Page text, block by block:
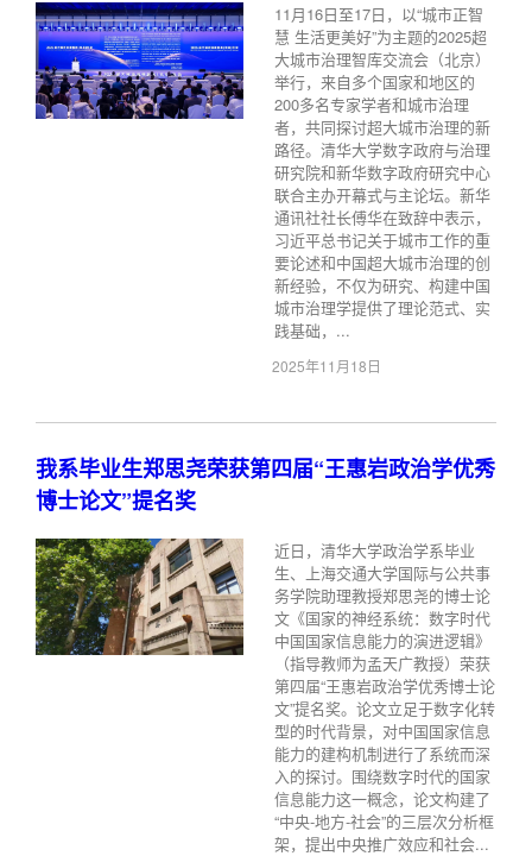
11月16日至17日，以“城市正智
慧 生活更美好”为主题的2025超
大城市治理智库交流会（北京）
举行，来自多个国家和地区的
200多名专家学者和城市治理
者，共同探讨超大城市治理的新
路径。清华大学数字政府与治理
研究院和新华数字政府研究中心
联合主办开幕式与主论坛。新华
通讯社社长傅华在致辞中表示，
习近平总书记关于城市工作的重
要论述和中国超大城市治理的创
新经验，不仅为研究、构建中国
城市治理学提供了理论范式、实
践基础，...
2025年11月18日
我系毕业生郑思尧荣获第四届“王惠岩政治学优秀
博士论文”提名奖
近日，清华大学政治学系毕业
生、上海交通大学国际与公共事
务学院助理教授郑思尧的博士论
文《国家的神经系统：数字时代
中国国家信息能力的演进逻辑》
（指导教师为孟天广教授）荣获
第四届“王惠岩政治学优秀博士论
文”提名奖。论文立足于数字化转
型的时代背景，对中国国家信息
能力的建构机制进行了系统而深
入的探讨。围绕数字时代的国家
信息能力这一概念，论文构建了
“中央-地方-社会”的三层次分析框
架，提出中央推广效应和社会...